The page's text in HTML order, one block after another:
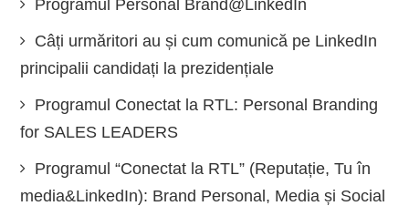
Programul Personal Brand@LinkedIn
Câți urmăritori au și cum comunică pe LinkedIn
principalii candidați la prezidențiale
Programul Conectat la RTL: Personal Branding
for SALES LEADERS
Programul “Conectat la RTL” (Reputație, Tu în
media&LinkedIn): Brand Personal, Media și Social